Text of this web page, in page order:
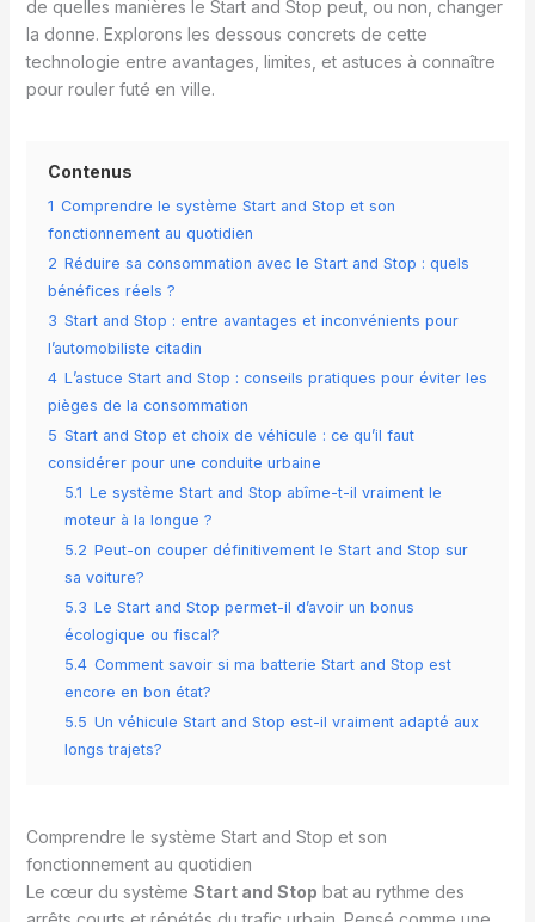
de quelles manières le Start and Stop peut, ou non, changer
la donne. Explorons les dessous concrets de cette
technologie entre avantages, limites, et astuces à connaître
pour rouler futé en ville.
Contenus
1 Comprendre le système Start and Stop et son
fonctionnement au quotidien
2 Réduire sa consommation avec le Start and Stop : quels
bénéfices réels ?
3 Start and Stop : entre avantages et inconvénients pour
l’automobiliste citadin
4 L’astuce Start and Stop : conseils pratiques pour éviter les
pièges de la consommation
5 Start and Stop et choix de véhicule : ce qu’il faut
considérer pour une conduite urbaine
5.1 Le système Start and Stop abîme-t-il vraiment le
moteur à la longue ?
5.2 Peut-on couper définitivement le Start and Stop sur
sa voiture?
5.3 Le Start and Stop permet-il d’avoir un bonus
écologique ou fiscal?
5.4 Comment savoir si ma batterie Start and Stop est
encore en bon état?
5.5 Un véhicule Start and Stop est-il vraiment adapté aux
longs trajets?
Comprendre le système Start and Stop et son
fonctionnement au quotidien
Le cœur du système Start and Stop bat au rythme des